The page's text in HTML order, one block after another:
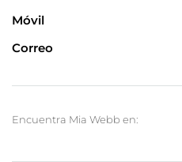
Móvil
Correo
Encuentra Mia Webb en: